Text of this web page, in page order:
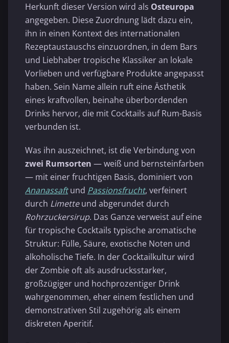
Herkunft dieser Version wird als Osteuropa
angegeben. Diese Zuordnung lädt dazu ein,
ihn in einen Kontext des internationalen
Rezeptaustauschs einzuordnen, in dem Bars
und Liebhaber tropische Klassiker an lokale
Vorlieben und verfügbare Produkte angepasst
haben. Sein Name allein ruft eine Ästhetik
eines kraftvollen, beinahe überbordenden
Drinks hervor, die mit Cocktails auf Rum-Basis
verbunden ist.
Was ihn auszeichnet, ist die Verbindung von
zwei Rumsorten — weiß und bernsteinfarben
— mit einer fruchtigen Basis, dominiert von
Ananassaftund Passionsfrucht, verfeinert
durch Limetteund abgerundet durch
Rohrzuckersirup. Das Ganze verweist auf eine
für tropische Cocktails typische aromatische
Struktur: Fülle, Säure, exotische Noten und
alkoholische Tiefe. In der Cocktailkultur wird
der Zombie oft als ausdrucksstarker,
großzügiger und hochprozentiger Drink
wahrgenommen, eher einem festlichen und
demonstrativen Stil zugehörig als einem
diskreten Aperitif.